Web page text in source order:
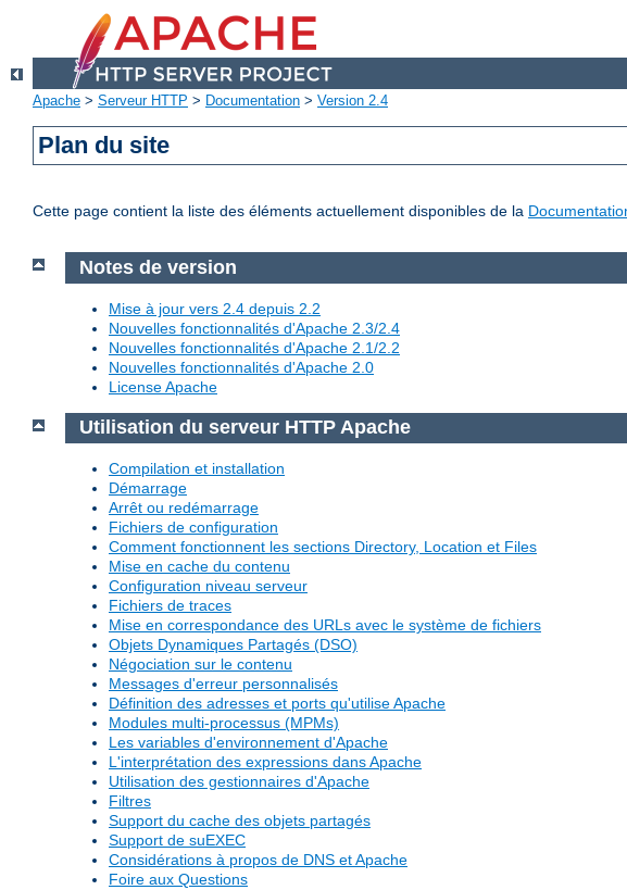
Apache > Serveur HTTP > Documentation > Version 2.4
Plan du site
Cette page contient la liste des éléments actuellement disponibles de la
Notes de version
Mise à jour vers 2.4 depuis 2.2
Nouvelles fonctionnalités d'Apache 2.3/2.4
Nouvelles fonctionnalités d'Apache 2.1/2.2
Nouvelles fonctionnalités d'Apache 2.0
License Apache
Utilisation du serveur HTTP Apache
Compilation et installation
Démarrage
Arrêt ou redémarrage
Fichiers de configuration
Comment fonctionnent les sections Directory, Location et Files
Mise en cache du contenu
Configuration niveau serveur
Fichiers de traces
Mise en correspondance des URLs avec le système de fichiers
Objets Dynamiques Partagés (DSO)
Négociation sur le contenu
Messages d'erreur personnalisés
Définition des adresses et ports qu'utilise Apache
Modules multi-processus (MPMs)
Les variables d'environnement d'Apache
L'interprétation des expressions dans Apache
Utilisation des gestionnaires d'Apache
Filtres
Support du cache des objets partagés
Support de suEXEC
Considérations à propos de DNS et Apache
Foire aux Questions